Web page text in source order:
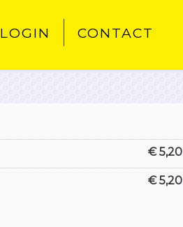
LOGIN CONTACT
€ 5,20
€ 5,20